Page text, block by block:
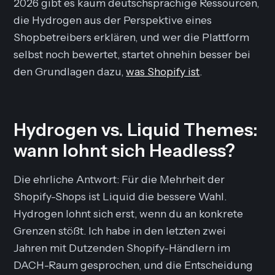
2026 gibt es kaum deutschsprachige Ressourcen,
die Hydrogen aus der Perspektive eines
Shopbetreibers erklären, und wer die Plattform
selbst noch bewertet, startet ohnehin besser bei
den Grundlagen dazu,was Shopify ist.
Hydrogen vs. Liquid Themes:
wann lohnt sich Headless?
Die ehrliche Antwort: Für die Mehrheit der
Shopify-Shops ist Liquid die bessere Wahl.
Hydrogen lohnt sich erst, wenn du an konkrete
Grenzen stößt. Ich habe in den letzten zwei
Jahren mit Dutzenden Shopify-Händlern im
DACH-Raum gesprochen, und die Entscheidung